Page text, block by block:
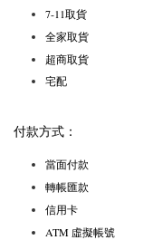
7-11取貨
全家取貨
超商取貨
宅配
付款方式：
當面付款
轉帳匯款
信用卡
ATM 虛擬帳號